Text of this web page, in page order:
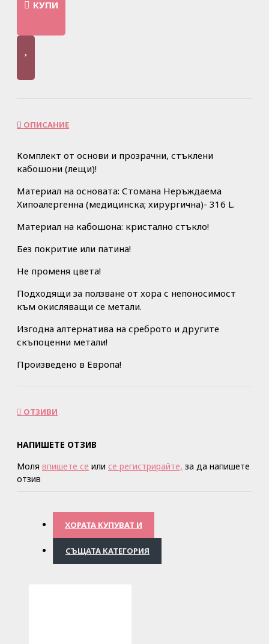
КУПИ
ОПИСАНИЕ
Комплект от основи и прозрачни, стъклени
кабошони (лещи)!
Материал на основата: Стомана Неръждаема
Хипоалергенна (медицинска; хирургична)- 316 L.
Материал на кабошона: кристално стъкло!
Без покритие или патина!
Не променя цвета!
Подходящи за ползване от хора с непоносимост
към окисляващи се метали.
Изгодна алтернатива на среброто и другите
скъпоценни метали!
Произведено в Европа!
ОТЗИВИ
НАПИШЕТЕ ОТЗИВ
Моля впишете се или се регистрирайте, за да напишете
отзив
ХОРАТА КУПУВАТ И
СЪЩАТА КАТЕГОРИЯ